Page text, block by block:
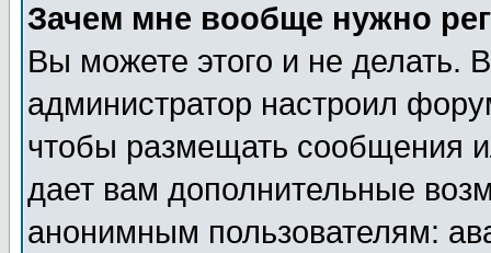
Зачем мне вообще нужно
Вы можете этого и не делать.
администратор настроил
чтобы размещать сообщения
дает вам дополнительные
анонимным пользователям: